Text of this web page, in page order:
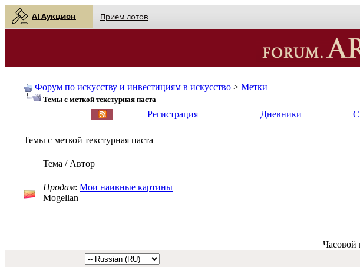
AI Аукцион Прием лотов
Форум по искусству и инвестициям в искусство > Метки
Темы с меткой текстурная паста
Регистрация Дневники
Темы с меткой текстурная паста
Тема / Автор
Продам: Мои наивные картины
Mogellan
Часовой